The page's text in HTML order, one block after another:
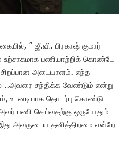
” ஜீ.வி. பிரகாஷ் குமார்
பணியாற்றிக் கொண்டே
அடையாளம். எந்த
..அவரை சந்திக்க வேண்டும் என்று
உடனடியாக தொடர்பு கொண்டு
பணி செய்வதற்கு ஒருபோதும்
அவருடைய தனித்திறமை என்றே